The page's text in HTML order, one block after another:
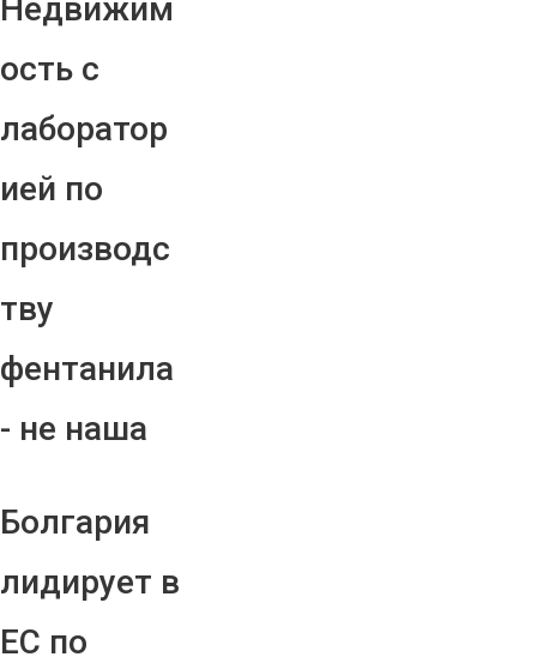
Недвижим
ость с
лаборатор
ией по
производс
тву
фентанила
- не наша
Болгария
лидирует в
ЕС по